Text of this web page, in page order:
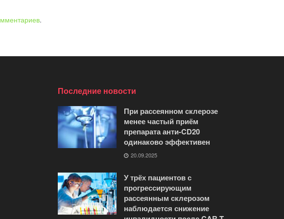
.
Последние новости
При рассеянном склерозе
менее частый приём
препарата анти-CD20
одинаково эффективен
20.09.2025
У трёх пациентов с
прогрессирующим
рассеянным склерозом
наблюдается снижение